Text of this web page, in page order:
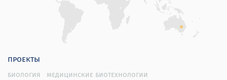
проекты
биология
медицинские биотехнологии